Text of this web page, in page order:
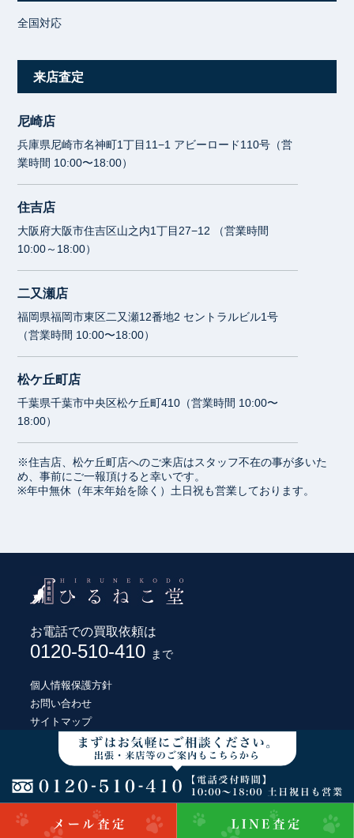
全国対応
来店査定
尼崎店
兵庫県尼崎市名神町1丁目11−1 アビーロード110号（営
業時間 10:00〜18:00）
住吉店
大阪府大阪市住吉区山之内1丁目27−12 （営業時間
10:00～18:00）
二又瀬店
福岡県福岡市東区二又瀬12番地2 セントラルビル1号
（営業時間 10:00〜18:00）
松ケ丘町店
千葉県千葉市中央区松ケ丘町410（営業時間 10:00〜
18:00）
※住吉店、松ケ丘町店へのご来店はスタッフ不在の事が多いた
め、事前にご一報頂けると幸いです。
※年中無休（年末年始を除く）土日祝も営業しております。
お電話での買取依頼は
0120-510-410 まで
個人情報保護方針
お問い合わせ
サイトマップ
© HIRUNEKODO CO., LTD.